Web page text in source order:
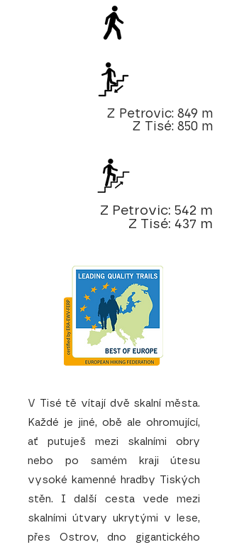
Z Petrovic: 849 m
Z Tisé: 850 m
Z Petrovic: 542 m
Z Tisé: 437 m
V Tisé tě vítají dvě skalní města.
Každé je jiné, obě ale ohromující,
ať putuješ mezi skalními obry
nebo po samém kraji útesu
vysoké kamenné hradby Tiských
stěn. I další cesta vede mezi
skalními útvary ukrytými v lese,
přes Ostrov, dno gigantického